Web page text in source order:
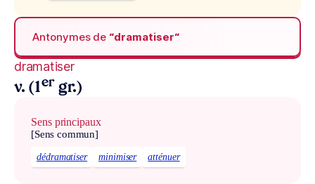
Antonymes de “dramatiser“
dramatiser
v. (1er gr.)
Sens principaux
[Sens commun]
dédramatiser minimiser atténuer